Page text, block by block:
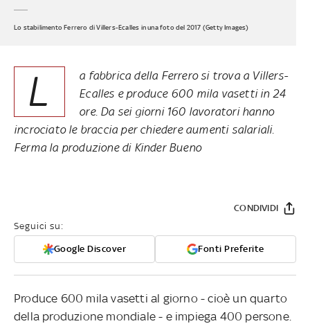
Lo stabilimento Ferrero di Villers-Ecalles in una foto del 2017 (Getty Images)
L
a fabbrica della Ferrero si trova a Villers-
Ecalles e produce 600 mila vasetti in 24
ore. Da sei giorni 160 lavoratori hanno
incrociato le braccia per chiedere aumenti salariali.
Ferma la produzione di Kinder Bueno
Seguici su:
Google Discover Fonti Preferite
CONDIVIDI
Produce 600 mila vasetti al giorno - cioè un quarto
della produzione mondiale - e impiega 400 persone.